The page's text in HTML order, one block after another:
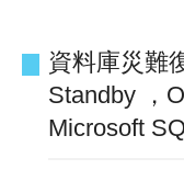
資料庫災難
Standby ，
Microsoft